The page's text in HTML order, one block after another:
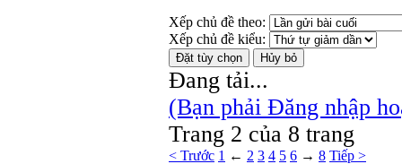
Xếp chủ đề theo:
Xếp chủ đề kiểu:
Đang tải...
(Bạn phải Đăng nhập
Trang 2 của 8 trang
< Trước 1 ← 2 3 4 5 6 → 8 Tiếp >